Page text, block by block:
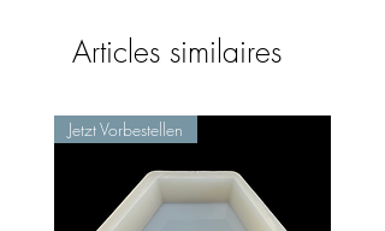
Articles similaires
Jetzt Vorbestellen